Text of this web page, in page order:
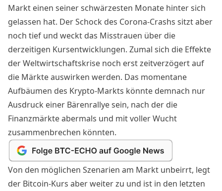
Markt einen seiner schwärzesten Monate hinter sich
gelassen hat. Der Schock des Corona-Crashs sitzt aber
noch tief und weckt das Misstrauen über die
derzeitigen Kursentwicklungen. Zumal sich die Effekte
der Weltwirtschaftskrise noch erst zeitverzögert auf
die Märkte auswirken werden. Das momentane
Aufbäumen des Krypto-Markts könnte demnach nur
Ausdruck einer Bärenrallyesein, nach der die
Finanzmärkte abermals und mit voller Wucht
zusammenbrechen könnten.
Von den möglichen Szenarien am Markt unbeirrt, legt
der Bitcoin-Kurs aber weiter zu und ist in den letzten